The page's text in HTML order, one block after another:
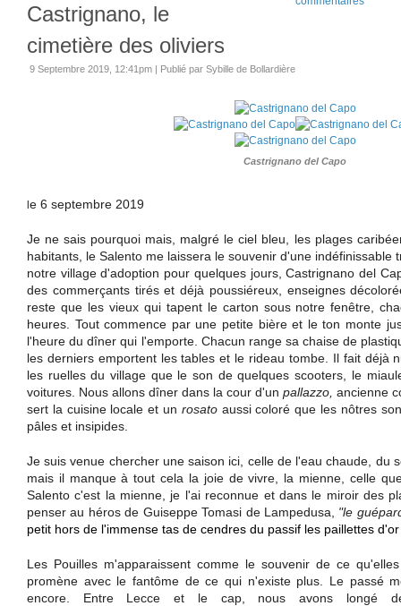
Castrignano, le
cimetière des oliviers
9 Septembre 2019, 12:41pm | Publié par Sybille de Bollardière
Castrignano del Capo
le 6 septembre 2019
Je ne sais pourquoi mais, malgré le ciel bleu, les plages
habitants, le Salento me laissera le souvenir d'une indéfinissable
notre village d'adoption pour quelques jours, Castrignano del
des commerçants tirés et déjà poussiéreux, enseignes
reste que les vieux qui tapent le carton sous notre fenêtre,
heures. Tout commence par une petite bière et le ton monte
l'heure du dîner qui l'emporte. Chacun range sa chaise de
les derniers emportent les tables et le rideau tombe. Il fait déjà
les ruelles du village que le son de quelques scooters, le
voitures. Nous allons dîner dans la cour d'un pallazzo, ancienne
sert la cuisine locale et un rosatoaussi coloré que les nôtres
pâles et insipides.
Je suis venue chercher une saison ici, celle de l'eau chaude, du
mais il manque à tout cela la joie de vivre, la mienne, celle
Salento c'est la mienne, je l'ai reconnue et dans le miroir des
penser au héros de Guiseppe Tomasi de Lampedusa, "le
petit hors de l'immense tas de cendres du passif les paillettes
Les Pouilles m'apparaissent comme le souvenir de ce
promène avec le fantôme de ce qui n'existe plus. Le passé
encore. Entre Lecce et le cap, nous avons longé